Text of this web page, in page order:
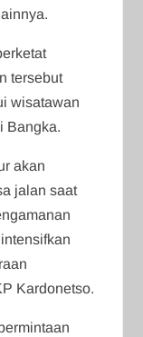
tersebut
wisatawan
Bangka.
akan
jalan saat
Kardonetso.